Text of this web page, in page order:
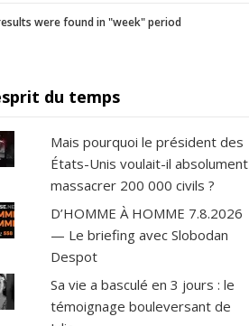
were found in "week" period
du temps
Mais pourquoi le président des
États-Unis voulait-il absolument
massacrer 200 000 civils ?
D’HOMME À HOMME 7.8.2026
— Le briefing avec Slobodan
Despot
Sa vie a basculé en 3 jours : le
témoignage bouleversant de